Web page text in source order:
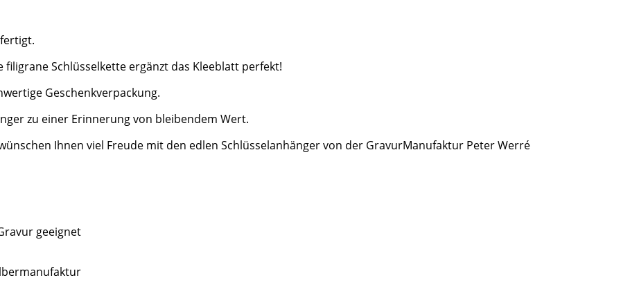
Schlüsselkette ergänzt das Kleeblatt perfekt!
Geschenkverpackung.
zu einer Erinnerung von bleibendem Wert.
Ihnen viel Freude mit den edlen Schlüsselanhänger von der GravurManufaktur Peter Werré
geeignet